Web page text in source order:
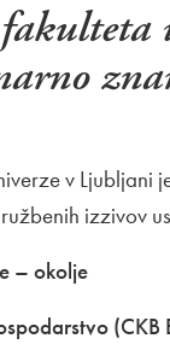
v Ljubljani
izzivov
– okolje
(CKB